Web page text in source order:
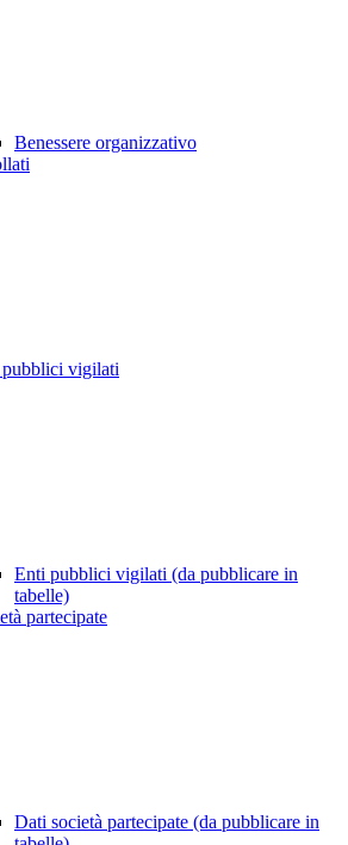
Benessere organizzativo
vigilati
Enti pubblici vigilati (da pubblicare in
tabelle)
partecipate
Dati società partecipate (da pubblicare in